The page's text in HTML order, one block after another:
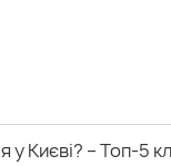
Києві? – Топ-5